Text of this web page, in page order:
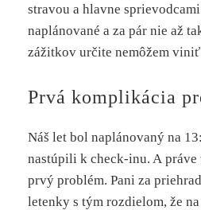
stravou a hlavne
naplánované a za pár nie až
zážitkov určite nemôžem
Prvá komplikácia
Náš let bol naplánovaný na
nastúpili k check-inu. A
prvý problém. Pani za
letenky s tým rozdielom, že